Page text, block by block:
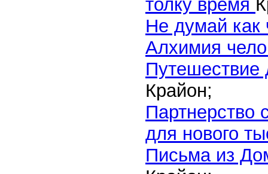
толку время
Не думай как
Алхимия
Путешествие
Крайон;
Партнерство
для нового
Письма из